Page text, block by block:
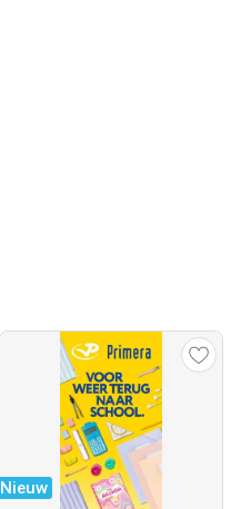
Nieuw